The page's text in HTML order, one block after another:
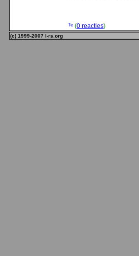
(0 reacties)
(c) 1999-2007 l-rs.org